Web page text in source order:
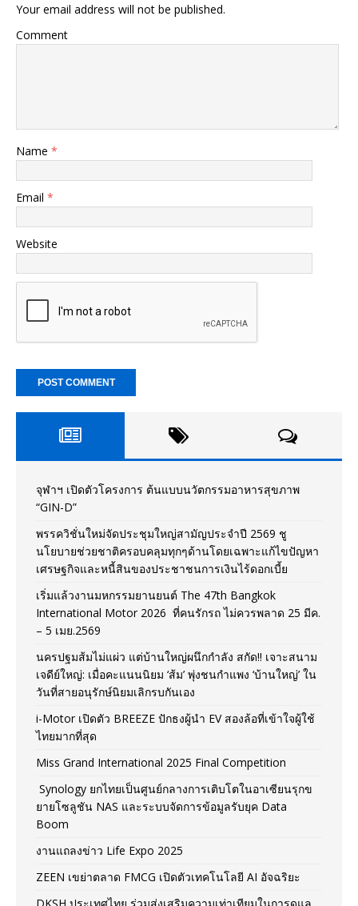
Your email address will not be published.
Comment
Name *
Email *
Website
จุฬาฯ เปิดตัวโครงการ ต้นแบบนวัตกรรมอาหารสุขภาพ
“GIN-D”
พรรควิชั่นใหม่จัดประชุมใหญ่สามัญประจำปี 2569 ชู
นโยบายช่วยชาติครอบคลุมทุกๆด้านโดยเฉพาะแก้ไขปัญหา
เศรษฐกิจและหนี้สินของประชาชนการเงินไร้ดอกเบี้ย
เริ่มแล้วงานมหกรรมยานยนต์ The 47th Bangkok
International Motor 2026 ที่คนรักรถ ไม่ควรพลาด 25 มีค.
– 5 เมย.2569
นครปฐมส้มไม่แผ่ว แต่บ้านใหญ่ผนึกกำลัง สกัด!! เจาะสนาม
เจดีย์ใหญ่: เมื่อคะแนนนิยม ‘ส้ม’ พุ่งชนกำแพง ‘บ้านใหญ่’ ใน
วันที่สายอนุรักษ์นิยมเลิกรบกันเอง
i-Motor เปิดตัว BREEZE ปักธงผู้นำ EV สองล้อที่เข้าใจผู้ใช้
ไทยมากที่สุด
Miss Grand International 2025 Final Competition
Synology ยกไทยเป็นศูนย์กลางการเติบโตในอาเซียนรุกข
ยายโซลูชัน NAS และระบบจัดการข้อมูลรับยุค Data
Boom
งานแถลงข่าว Life Expo 2025
ZEEN เขย่าตลาด FMCG เปิดตัวเทคโนโลยี AI อัจฉริยะ